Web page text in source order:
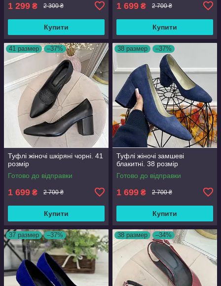
1 299 ₴ 2 300 ₴
Купити
1 699 ₴ 2 700 ₴
Купити
41 размер –37%
Туфлі жіночі шкіряні чорні. 41
розмір
Готово до відправки
1 699 ₴ 2 700 ₴
Купити
38 размер –37%
Туфлі жіночі замшеві
блакитні. 38 розмір
Готово до відправки
1 699 ₴ 2 700 ₴
Купити
37 размер –37% 38 размер –34%